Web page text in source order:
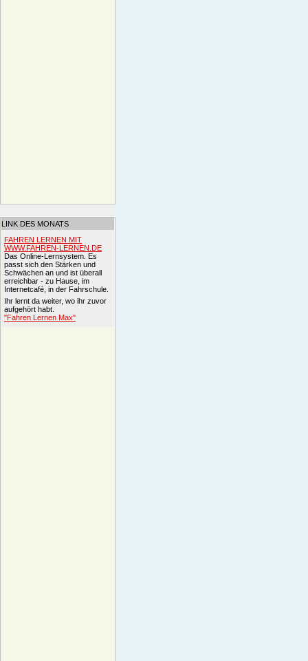
LINK DES MONATS
FAHREN LERNEN MIT
WWW.FAHREN-LERNEN.DE
Das Online-Lernsystem. Es
passt sich den Stärken und
Schwächen an und ist überall
erreichbar - zu Hause, im
Internetcafé, in der Fahrschule.
Ihr lernt da weiter, wo ihr zuvor
aufgehört habt.
"Fahren Lernen Max"